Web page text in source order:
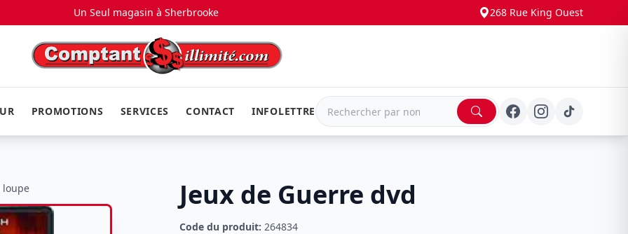
Un Seul magasin à Sherbrooke 268 Rue King Ouest
PROMOTIONS SERVICES CONTACT INFOLETTRE
loupe Jeux de Guerre dvd
Code du produit: 264834